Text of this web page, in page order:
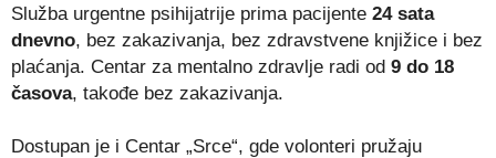
Služba urgentne psihijatrije prima pacijente 24 sata
dnevno, bez zakazivanja, bez zdravstvene knjižice i bez
plaćanja. Centar za mentalno zdravlje radi od 9 do 18
časova, takođe bez zakazivanja.
Dostupan je i Centar „Srce“, gde volonteri pružaju